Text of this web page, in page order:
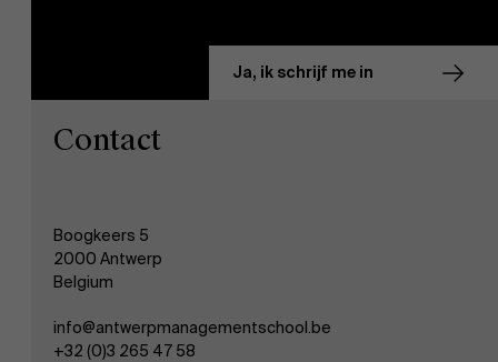
Ja, ik schrijf me in
Contact
Boogkeers 5
2000 Antwerp
Belgium
info@antwerpmanagementschool.be
+32 (0)3 265 47 58